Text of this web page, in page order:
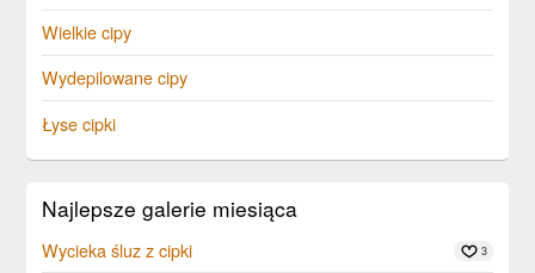
Wielkie cipy
Wydepilowane cipy
Łyse cipki
Najlepsze galerie miesiąca
Wycieka śluz z cipki 3